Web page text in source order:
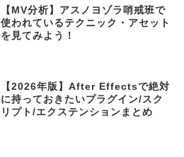
【MV分析】アスノヨゾラ哨戒班で
使われているテクニック・アセット
を見てみよう！
【2026年版】After Effectsで絶対
に持っておきたいプラグイン/スク
リプト/エクステンションまとめ